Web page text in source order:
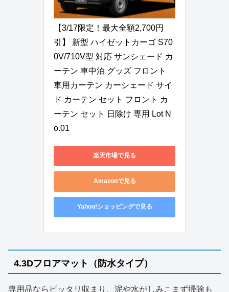
【3/17限定！最大全額2,700円
引】 新型 ハイゼットカーゴ S70
0V/710V型 対応 サンシェード カ
ーテン 車中泊 グッズ フロント
車用カーテン カーシェード サイ
ド カーテン セット フロント カ
ーテン セット 日除け 専用 Lot N
o.01
楽天市場で見る
Amazonで見る
Yahoo!ショッピングで見る
4.3Dフロアマット（防水タイプ）
専用品ならピッタリ収まり、泥や水がしみこまず掃除も